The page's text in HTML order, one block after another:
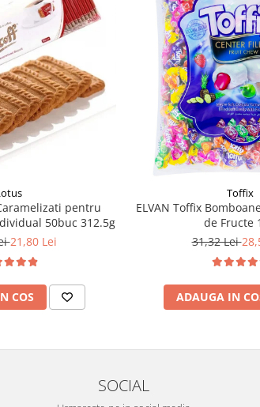
pentru
50buc 312.5g
21,80 Lei
COS
Toffix
ELVAN Toffix
de Fructe
31,32 Lei
ADAUGA IN
SOCIAL